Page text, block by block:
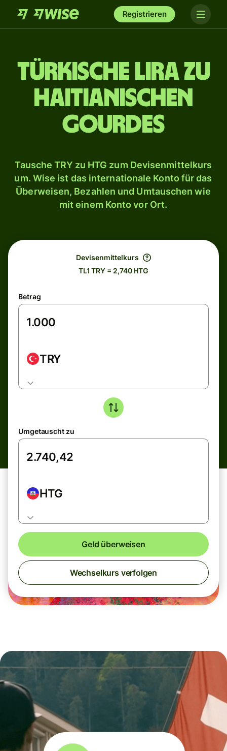
Registrieren
Türkische Lira zu
haitianischen
Gourdes
Tausche TRY zu HTG zum Devisenmittelkurs
um. Wise ist das internationale Konto für das
Überweisen, Bezahlen und Umtauschen wie
mit einem Konto vor Ort.
Devisenmittelkurs
TL1 TRY = 2,740 HTG
Betrag
TRY
Umgetauscht zu
HTG
Geld überweisen
Wechselkurs verfolgen